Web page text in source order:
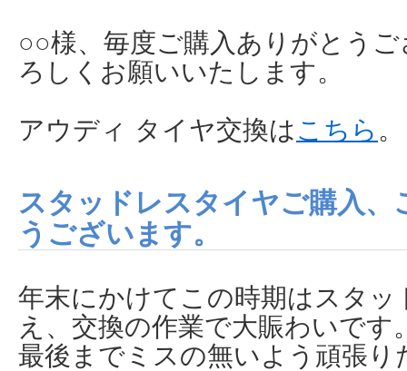
○○様、毎度ご購入ありがとう
ろしくお願いいたします。
アウディ タイヤ交換はこちら 。
スタッドレスタイヤご購入、
うございます。
年末にかけてこの時期はスタ
え、交換の作業で大賑わいです
最後までミスの無いよう頑張り